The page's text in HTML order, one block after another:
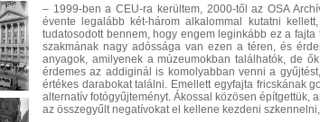
– 1999-ben a CEU-ra kerültem, 2000-től az OSA
évente legalább két-három alkalommal kutatni
tudatosodott bennem, hogy engem leginkább ez a
szakmának nagy adóssága van ezen a téren, és
anyagok, amilyenek a múzeumokban találhatók, de
érdemes az addiginál is komolyabban venni a
értékes darabokat találni. Emellett egyfajta fricskának
alternatív fotógyűjteményt. Ákossal közösen építgettük,
az összegyűlt negatívokat el kellene kezdeni